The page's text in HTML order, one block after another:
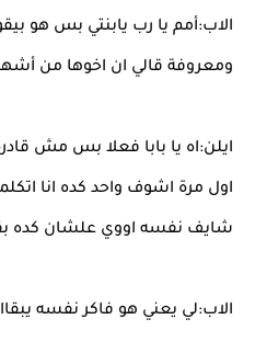
الاب:أمم يا رب يابنتي بس هو
ومعروفة قالي ان اخوها من
ايلن:اه يا بابا فعلا بس مش
اول مرة اشوف واحد كده انا
شايف نفسه اووي علشان كده
الاب:لي يعني هو فاكر نفسه